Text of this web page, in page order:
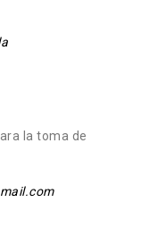
la toma de